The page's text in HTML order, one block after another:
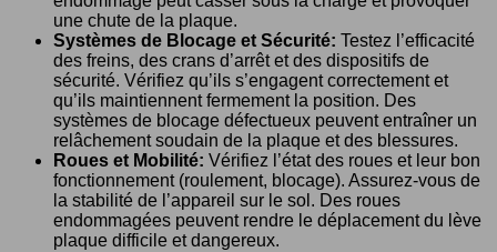
une chute de la plaque.
Systèmes de Blocage et Sécurité: Testez l’efficacité
des freins, des crans d’arrêt et des dispositifs de
sécurité. Vérifiez qu’ils s’engagent correctement et
qu’ils maintiennent fermement la position. Des
systèmes de blocage défectueux peuvent entraîner un
relâchement soudain de la plaque et des blessures.
Roues et Mobilité: Vérifiez l’état des roues et leur bon
fonctionnement (roulement, blocage). Assurez-vous de
la stabilité de l’appareil sur le sol. Des roues
endommagées peuvent rendre le déplacement du lève
plaque difficile et dangereux.